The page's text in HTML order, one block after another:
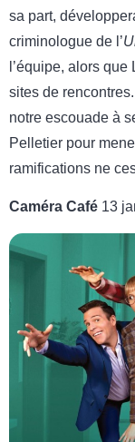
sa part,
criminologue de l’
l’équipe, alors
sites de
notre escouade à
Pelletier pour
ramifications ne
Caméra Café 13